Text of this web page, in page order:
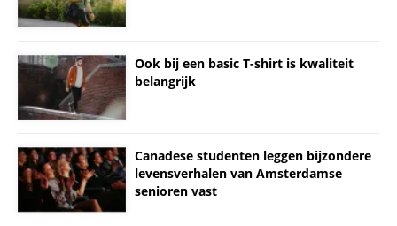
Ook bij een basic T-shirt is kwaliteit
belangrijk
Canadese studenten leggen bijzondere
levensverhalen van Amsterdamse
senioren vast